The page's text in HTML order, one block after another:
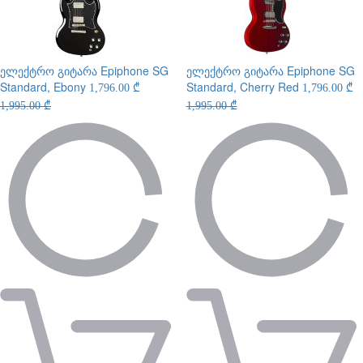
ელექტრო გიტარა Epiphone SG
Standard, Ebony 1,796.00 ₾
1,995.00 ₾
ელექტრო გიტარა Epiphone SG
Standard, Cherry Red 1,796.00 ₾
1,995.00 ₾